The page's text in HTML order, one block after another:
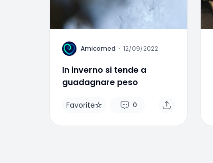
A Amicomed · 12/09/2022
In inverno si tende a
guadagnare peso
Favorite 0